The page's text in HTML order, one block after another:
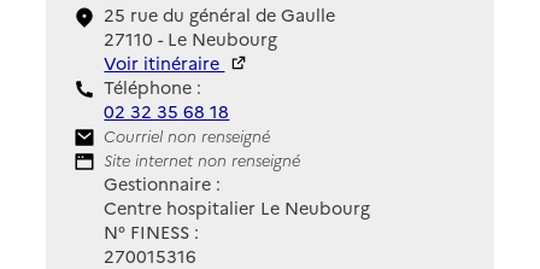
25 rue du général de Gaulle
27110 - Le Neubourg
Voir itinéraire
Téléphone :
02 32 35 68 18
Contact
Courriel non renseigné
Site Internet
Site internet non renseigné
Gestionnaire :
Centre hospitalier Le Neubourg
N° FINESS :
270015316